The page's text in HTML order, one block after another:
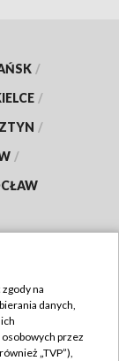
/
/
/
/
na
danych,
przez
„TVP”),